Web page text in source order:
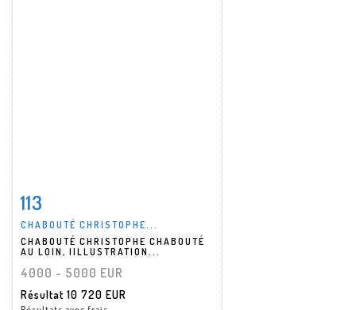
Fiche détaillée
113
CHABOUTÉ CHRISTOPHE...
CHABOUTÉ CHRISTOPHE CHABOUTÉ
AU LOIN, IILLUSTRATION...
4000 - 5000 EUR
Résultat 10 720 EUR